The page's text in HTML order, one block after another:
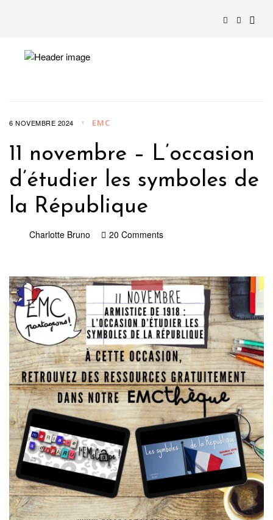
6 NOVEMBRE 2024 EMC
11 novembre – L’occasion
d’étudier les symboles de
la République
Charlotte Bruno 20 Comments